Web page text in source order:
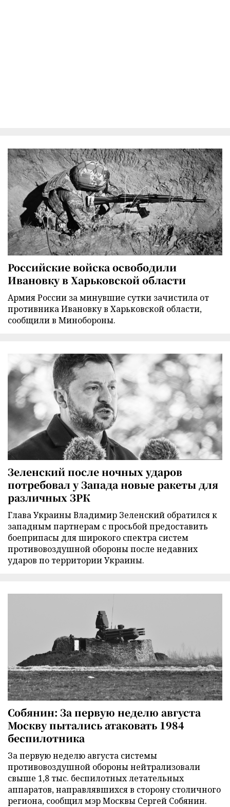
Российские войска освободили
Ивановку в Харьковской области
Армия России за минувшие сутки зачистила от
противника Ивановку в Харьковской области,
сообщили в Минобороны.
Зеленский после ночных ударов
потребовал у Запада новые ракеты для
различных ЗРК
Глава Украины Владимир Зеленский обратился к
западным партнерам с просьбой предоставить
боеприпасы для широкого спектра систем
противовоздушной обороны после недавних
ударов по территории Украины.
Собянин: За первую неделю августа
Москву пытались атаковать 1984
беспилотника
За первую неделю августа системы
противовоздушной обороны нейтрализовали
свыше 1,8 тыс. беспилотных летательных
аппаратов, направлявшихся в сторону столичного
региона, сообщил мэр Москвы Сергей Собянин.